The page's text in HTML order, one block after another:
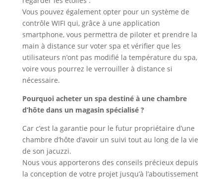
Vous pouvez également opter pour un système de
contrôle WIFI qui, grâce à une application
smartphone, vous permettra de piloter et prendre la
main à distance sur voter spa et vérifier que les
utilisateurs n’ont pas modifié la température du spa,
voire vous pourrez le verrouiller à distance si
nécessaire.
Pourquoi acheter un spa destiné à une chambre
d’hôte dans un magasin spécialisé ?
Car c’est la garantie pour le futur propriétaire d’une
chambre d’hôte d’avoir un suivi tout au long de la vie
de son jacuzzi.
Nous vous apporterons des conseils précieux depuis
la conception de votre projet jusqu’à l’aboutissement